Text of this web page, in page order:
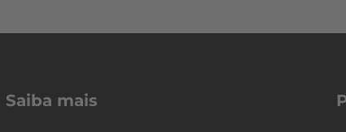
Saiba mais